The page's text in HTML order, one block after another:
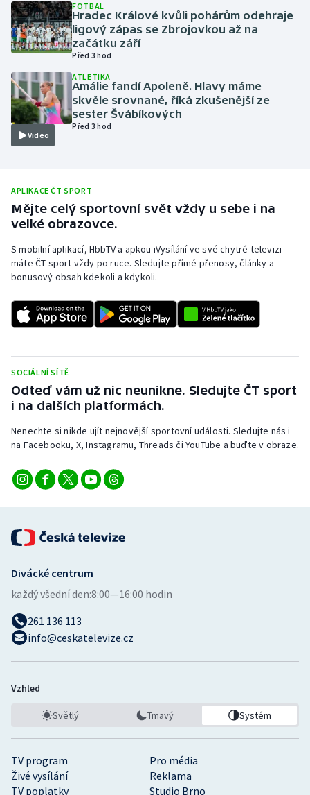
Krasobruslení
Lyže a snowboard
Moderní pětiboj
Olympijské hry
Parasport
Plavání
Ragby
Rychlobruslení
Rychlostní kanoistika
Short track
Stolní tenis
Triatlon
Vodní slalom
Volejbal
Ostatní
FOTBAL
Hradec Králové kvůli pohárům odehraje
ligový zápas se Zbrojovkou až na
začátku září
Před 3 hod
Video
ATLETIKA
Amálie fandí Apoleně. Hlavy máme
skvěle srovnané, říká zkušenější ze
sester Švábíkových
Před 3 hod
APLIKACE ČT SPORT
Mějte celý sportovní svět vždy u sebe i na
velké obrazovce.
S mobilní aplikací, HbbTV a apkou iVysílání ve své chytré televizi
máte ČT sport vždy po ruce. Sledujte přímé přenosy, články a
bonusový obsah kdekoli a kdykoli.
SOCIÁLNÍ SÍTĚ
Odteď vám už nic neunikne. Sledujte ČT sport
i na dalších platformách.
Nenechte si nikde ujít nejnovější sportovní události. Sledujte nás i
na Facebooku, X, Instagramu, Threads či YouTube a buďte v obraze.
TV program
Pro média
Živé vysílání
Reklama
TV poplatky
Studio Brno
Divácké centrum
každý všední den:8:00—16:00 hodin
261 136 113
info@ceskatelevize.cz
Vzhled
Světlý Tmavý Systém